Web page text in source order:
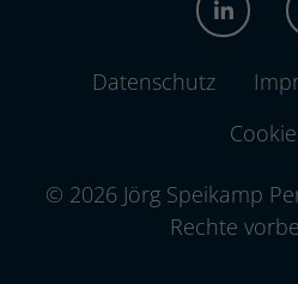
Datenschutz
© 2026 Jörg Speikamp
Rechte